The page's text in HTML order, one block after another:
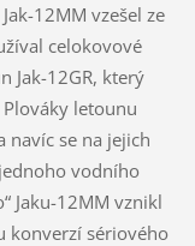
12MM vzešel ze
celokovové
Jak-12GR, který
Plováky letounu
navíc se na jejich
vodního
Jaku-12MM vznikl
konverzí sériového